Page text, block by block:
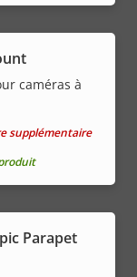
caméras à
supplémentaire
Parapet